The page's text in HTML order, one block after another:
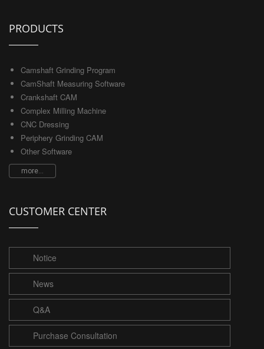
PRODUCTS
Camshaft Grinding Program
CamShaft Measuring Software
Crankshaft CAM
Complex Milling Machine
CNC Dressing
Periphery Grinding CAM
Other Software
more...
CUSTOMER CENTER
Notice
News
Q&A
Purchase Consultation